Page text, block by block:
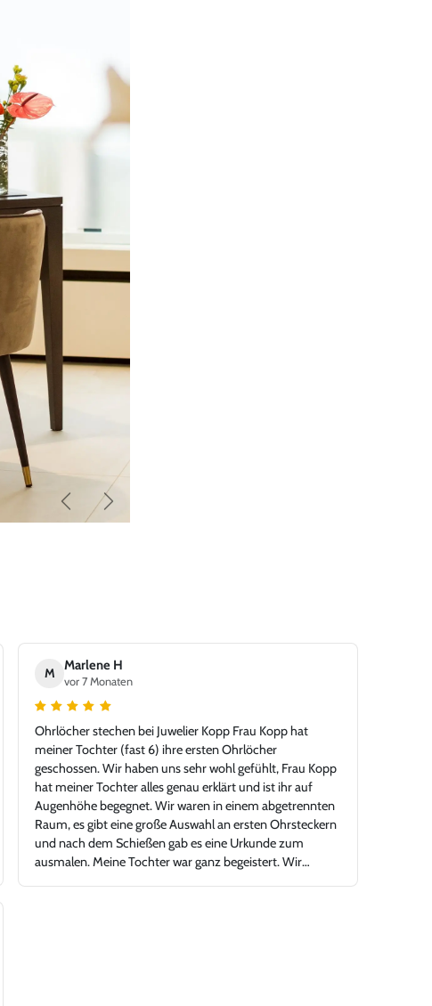
Zurück Weiter
M
Marlene H
vor 7 Monaten
Ohrlöcher stechen bei Juwelier Kopp Frau Kopp hat
meiner Tochter (fast 6) ihre ersten Ohrlöcher
geschossen. Wir haben uns sehr wohl gefühlt, Frau Kopp
hat meiner Tochter alles genau erklärt und ist ihr auf
Augenhöhe begegnet. Wir waren in einem abgetrennten
Raum, es gibt eine große Auswahl an ersten Ohrsteckern
und nach dem Schießen gab es eine Urkunde zum
ausmalen. Meine Tochter war ganz begeistert. Wir